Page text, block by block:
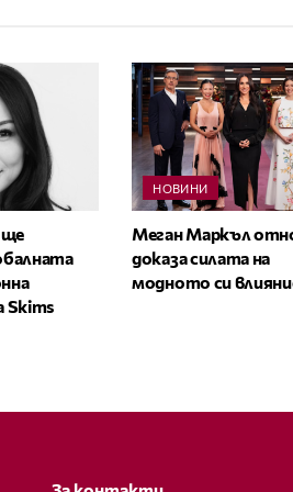
ще
Skims
НОВИНИ
Меган Маркъл
доказа силата на
модното си